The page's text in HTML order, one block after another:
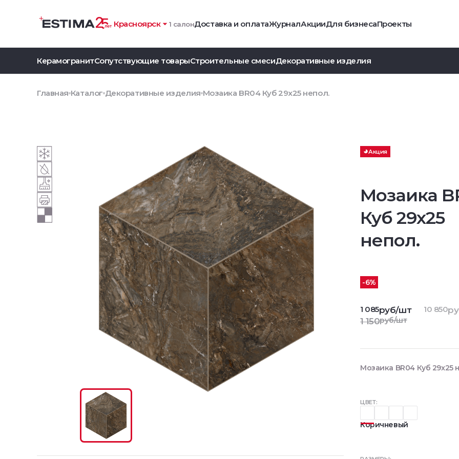
Красноярск 1 салонДоставка и оплатаЖурналАкцииДля бизнесаПроекты
КерамогранитСопутствующие товарыСтроительные смесиДекоративные изделия
Главная Каталог Декоративные изделия Мозаика BR04 Куб 29x25 непол.
Акция
Мозаика
Куб 29x25
непол.
ЦВЕТ:
Коричневый
-6%
1 085руб/шт
1 150руб/шт
10 850
Мозаика BR04 Куб 29x25